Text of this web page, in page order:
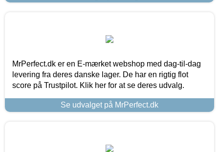
MrPerfect.dk er en E-mærket webshop med dag-til-dag
levering fra deres danske lager. De har en rigtig flot
score på Trustpilot. Klik her for at se deres udvalg.
Se udvalget på MrPerfect.dk